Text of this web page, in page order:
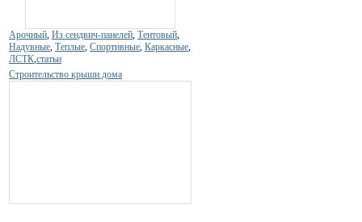
Арочный, Из сендвич-панелей, Тентовый,
Надувные, Теплые, Спортивные, Каркасные,
ЛСТК,статьи
Строительство крыши дома